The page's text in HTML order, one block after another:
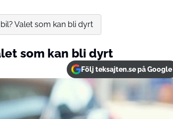
Valet som kan bli dyrt
som kan bli dyrt
Följ teksajten.se på Google